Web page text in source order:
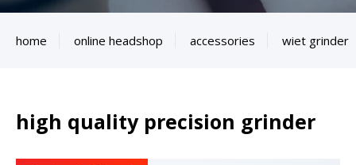
home online headshop accessories wiet grinder
high quality precision grinder